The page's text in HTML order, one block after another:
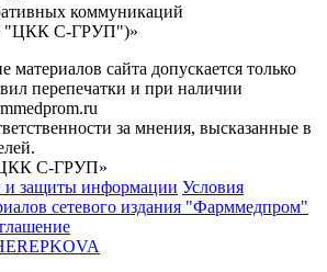
коммуникаций
С-ГРУП")»
материалов сайта допускается только
перепечатки и при наличии
за мнения, высказанные в
С-ГРУП»
и защиты информации Условия
сетевого издания "Фарммедпром"